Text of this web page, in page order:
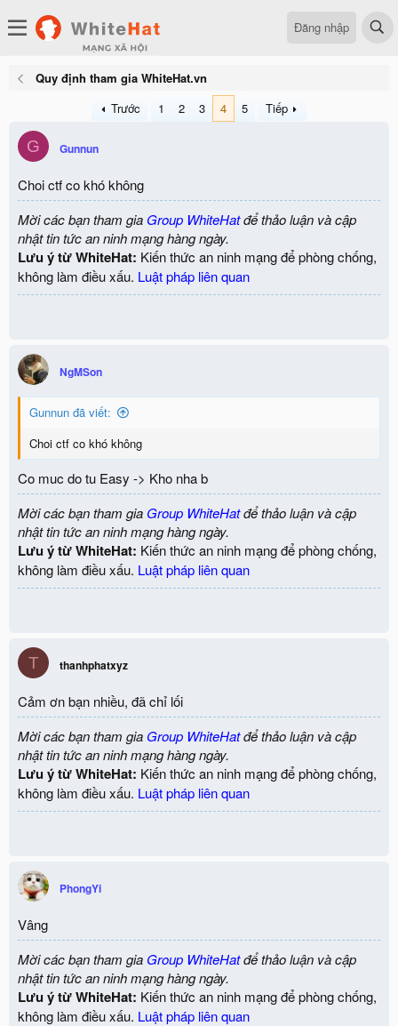
Đăng nhập
Quy định tham gia WhiteHat.vn
Trước
1 2 3 4 5 Tiếp
G Gunnun
Choi ctf co khó không
Mời các bạn tham gia Group WhiteHatđể thảo luận và cập
nhật tin tức an ninh mạng hàng ngày.
Lưu ý từ WhiteHat: Kiến thức an ninh mạng để phòng chống,
không làm điều xấu. Luật pháp liên quan
NgMSon
Gunnun đã viết:
Choi ctf co khó không
Co muc do tu Easy -> Kho nha b
Mời các bạn tham gia Group WhiteHatđể thảo luận và cập
nhật tin tức an ninh mạng hàng ngày.
Lưu ý từ WhiteHat: Kiến thức an ninh mạng để phòng chống,
không làm điều xấu. Luật pháp liên quan
T thanhphatxyz
Cảm ơn bạn nhiều, đã chỉ lối
Mời các bạn tham gia Group WhiteHatđể thảo luận và cập
nhật tin tức an ninh mạng hàng ngày.
Lưu ý từ WhiteHat: Kiến thức an ninh mạng để phòng chống,
không làm điều xấu. Luật pháp liên quan
PhongYi
Vâng
Mời các bạn tham gia Group WhiteHatđể thảo luận và cập
nhật tin tức an ninh mạng hàng ngày.
Lưu ý từ WhiteHat: Kiến thức an ninh mạng để phòng chống,
không làm điều xấu. Luật pháp liên quan